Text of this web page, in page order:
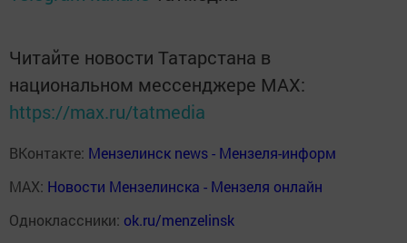
Читайте новости Татарстана в
национальном мессенджере MАХ:
https://max.ru/tatmedia
ВКонтакте: Мензелинск news - Мензеля-информ
MAX: Новости Мензелинска - Мензеля онлайн
Одноклассники: ok.ru/menzelinsk